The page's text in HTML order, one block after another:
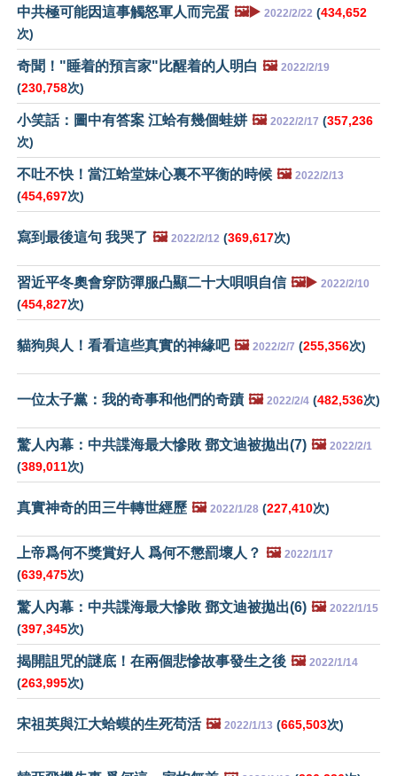
中共極可能因這事觸怒軍人而完蛋 🖼️▶️ 2022/2/22 (434,652
次)
奇聞！"睡着的預言家"比醒着的人明白 🖼️ 2022/2/19
(230,758次)
小笑話：圖中有答案 江蛤有幾個蛙姘 🖼️ 2022/2/17 (357,236
次)
不吐不快！當江蛤堂妹心裏不平衡的時候 🖼️ 2022/2/13
(454,697次)
寫到最後這句 我哭了 🖼️ 2022/2/12 (369,617次)
習近平冬奧會穿防彈服凸顯二十大唄唄自信 🖼️▶️ 2022/2/10
(454,827次)
貓狗與人！看看這些真實的神緣吧 🖼️ 2022/2/7 (255,356次)
一位太子黨：我的奇事和他們的奇蹟 🖼️ 2022/2/4 (482,536次)
驚人內幕：中共諜海最大慘敗 鄧文迪被拋出(7) 🖼️ 2022/2/1
(389,011次)
真實神奇的田三牛轉世經歷 🖼️ 2022/1/28 (227,410次)
上帝爲何不獎賞好人 爲何不懲罰壞人？ 🖼️ 2022/1/17
(639,475次)
驚人內幕：中共諜海最大慘敗 鄧文迪被拋出(6) 🖼️ 2022/1/15
(397,345次)
揭開詛咒的謎底！在兩個悲慘故事發生之後 🖼️ 2022/1/14
(263,995次)
宋祖英與江大蛤蟆的生死苟活 🖼️ 2022/1/13 (665,503次)